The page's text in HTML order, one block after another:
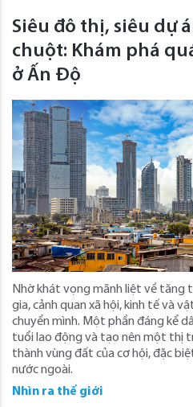
Siêu đô thị, siêu dự
chuột: Khám phá
ở Ấn Độ
Nhờ khát vọng mãnh liệt về tăng
gia, cảnh quan xã hội, kinh tế và
chuyển mình. Một phần đáng kể
tuổi lao động và tạo nên một thị
thành vùng đất của cơ hội, đặc
nước ngoài.
Nhìn ra thế giới